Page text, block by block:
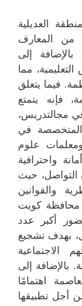
العديلية
من المعارف
بالإضافة إلى
مما
فيما يتعلق
فإنه يتمتع
مجالتدريس،
في
علوم
واحترافية
التواصل، حيث
والقوانين
محافظة كويت
أكبر عدد
بهدف تشجيع
الاجتماعية
بالإضافة إلى
اهتمامًا
أجل تطبيقها